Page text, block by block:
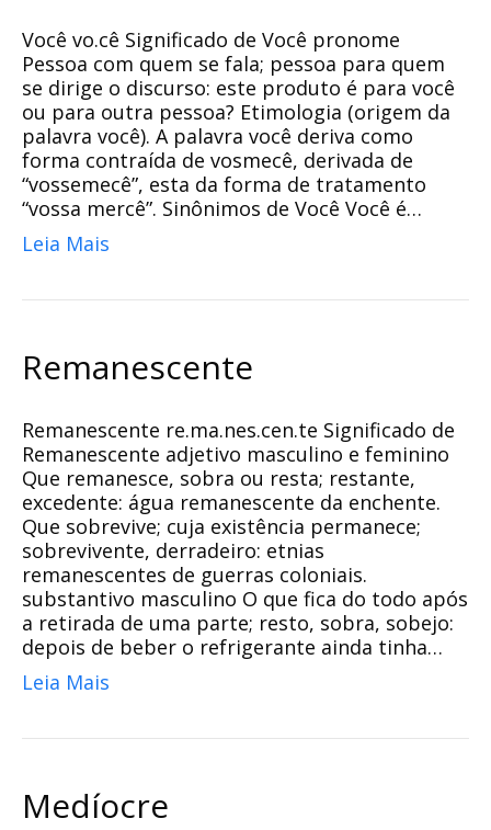
Você vo.cê Significado de Você pronome
Pessoa com quem se fala; pessoa para quem
se dirige o discurso: este produto é para você
ou para outra pessoa? Etimologia (origem da
palavra você). A palavra você deriva como
forma contraída de vosmecê, derivada de
“vossemecê”, esta da forma de tratamento
“vossa mercê”. Sinônimos de Você Você é…
Leia Mais
Remanescente
Remanescente re.ma.nes.cen.te Significado de
Remanescente adjetivo masculino e feminino
Que remanesce, sobra ou resta; restante,
excedente: água remanescente da enchente.
Que sobrevive; cuja existência permanece;
sobrevivente, derradeiro: etnias
remanescentes de guerras coloniais.
substantivo masculino O que fica do todo após
a retirada de uma parte; resto, sobra, sobejo:
depois de beber o refrigerante ainda tinha…
Leia Mais
Medíocre